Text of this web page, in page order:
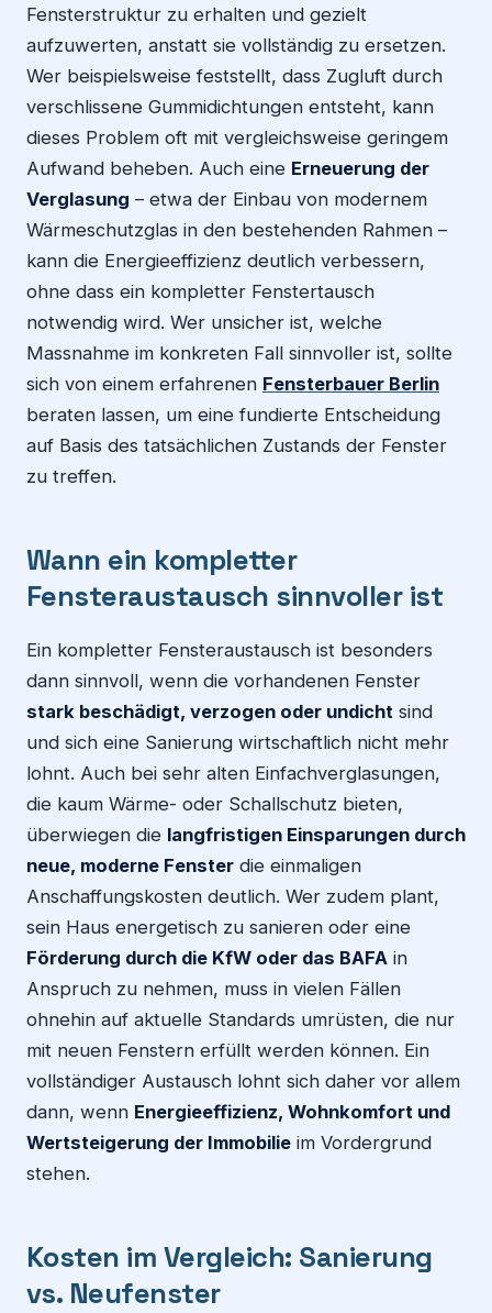
Fensterstruktur zu erhalten und gezielt
aufzuwerten, anstatt sie vollständig zu ersetzen.
Wer beispielsweise feststellt, dass Zugluft durch
verschlissene Gummidichtungen entsteht, kann
dieses Problem oft mit vergleichsweise geringem
Aufwand beheben. Auch eine Erneuerung der
Verglasung – etwa der Einbau von modernem
Wärmeschutzglas in den bestehenden Rahmen –
kann die Energieeffizienz deutlich verbessern,
ohne dass ein kompletter Fenstertausch
notwendig wird. Wer unsicher ist, welche
Massnahme im konkreten Fall sinnvoller ist, sollte
sich von einem erfahrenen Fensterbauer Berlin
beraten lassen, um eine fundierte Entscheidung
auf Basis des tatsächlichen Zustands der Fenster
zu treffen.
Wann ein kompletter
Fensteraustausch sinnvoller ist
Ein kompletter Fensteraustausch ist besonders
dann sinnvoll, wenn die vorhandenen Fenster
stark beschädigt, verzogen oder undicht sind
und sich eine Sanierung wirtschaftlich nicht mehr
lohnt. Auch bei sehr alten Einfachverglasungen,
die kaum Wärme- oder Schallschutz bieten,
überwiegen die langfristigen Einsparungen durch
neue, moderne Fenster die einmaligen
Anschaffungskosten deutlich. Wer zudem plant,
sein Haus energetisch zu sanieren oder eine
Förderung durch die KfW oder das BAFA in
Anspruch zu nehmen, muss in vielen Fällen
ohnehin auf aktuelle Standards umrüsten, die nur
mit neuen Fenstern erfüllt werden können. Ein
vollständiger Austausch lohnt sich daher vor allem
dann, wenn Energieeffizienz, Wohnkomfort und
Wertsteigerung der Immobilie im Vordergrund
stehen.
Kosten im Vergleich: Sanierung
vs. Neufenster